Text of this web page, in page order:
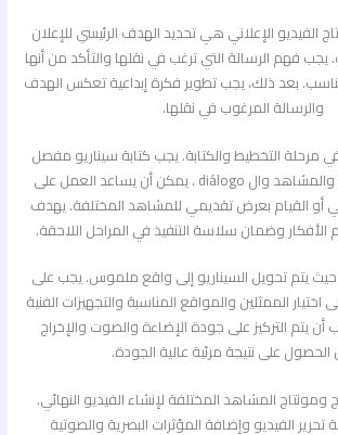
الفيديو الإعلاني هي تحديد الهدف الرئيسي للإعلان
فهم الرسالة التي ترغب في نقلها والتأكد من أنها
بعد ذلك، يجب تطوير فكرة إبداعية تعكس الهدف
والرسالة المرغوب في نقلها.
مرحلة التخطيط والكتابة. يجب كتابة سيناريو مفصل
للفيديو يحدد القصة والمشاهد وال diálogo . يمكن أن يساعد العمل على
القيام بعرض تقديمي للمشاهد المختلفة. يهدف
الأفكار وضمان سلاسة التنفيذ في المراحل اللاحقة.
حيث يتم تحويل السيناريو إلى واقع ملموس. يجب على
اختيار الممثلين والمواقع المناسبة والتجهيزات الفنية
أن يتم التركيز على جودة الإضاءة والصوت والإخراج
على نتيجة مرئية عالية الجودة.
ومونتاج المشاهد المختلفة لإنشاء الفيديو النهائي.
الفيديو وإضافة المؤثرات البصرية والصوتية